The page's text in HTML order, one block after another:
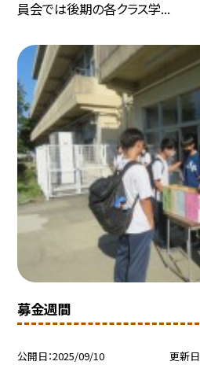
員会では後期の各クラス学...
募金週間
公開日 2025/09/10 更新日